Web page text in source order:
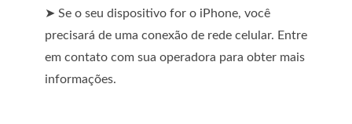
➤ Se o seu dispositivo for o iPhone, você
precisará de uma conexão de rede celular. Entre
em contato com sua operadora para obter mais
informações.